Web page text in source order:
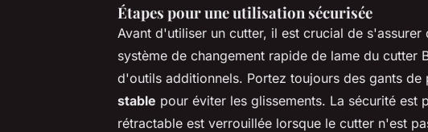
Étapes pour une utilisation sécurisée
Avant d'utiliser un cutter, il est crucial de
système de changement rapide de lame du cutter
d'outils additionnels. Portez toujours des gants de
stable pour éviter les glissements. La sécurité est
rétractable est verrouillée lorsque le cutter n'est